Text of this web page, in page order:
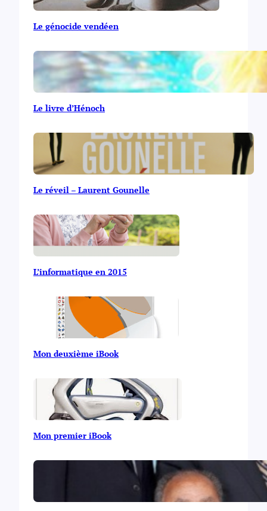
Le génocide vendéen
Le livre d’Hénoch
Le réveil – Laurent Gounelle
L’informatique en 2015
Mon deuxième iBook
Mon premier iBook